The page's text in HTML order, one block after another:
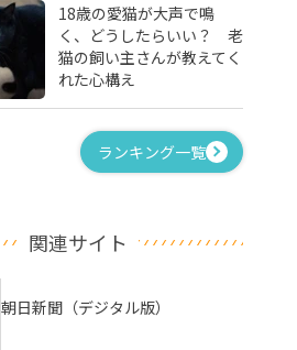
18歳の愛猫が大声で鳴
く、どうしたらいい？ 老
猫の飼い主さんが教えてく
れた心構え
ランキング一覧
関連サイト
朝日新聞（デジタル版）